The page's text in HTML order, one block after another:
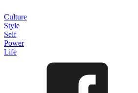
Culture
Style
Self
Power
Life